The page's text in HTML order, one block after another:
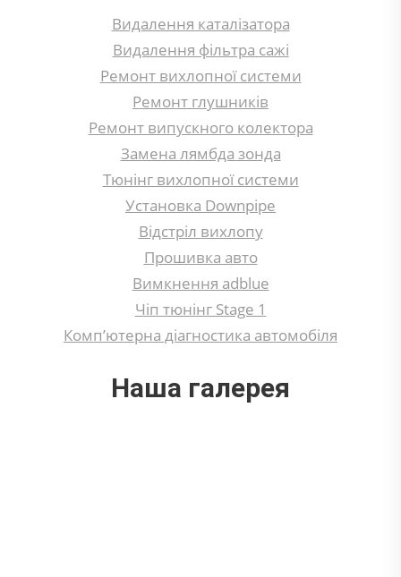
Видалення каталізатора
Видалення фільтра сажі
Ремонт вихлопної системи
Ремонт глушників
Ремонт випускного колектора
Замена лямбда зонда
Тюнінг вихлопної системи
Установка Downpipe
Відстріл вихлопу
Прошивка авто
Вимкнення adblue
Чіп тюнінг Stage 1
Комп’ютерна діагностика автомобіля
Наша галерея